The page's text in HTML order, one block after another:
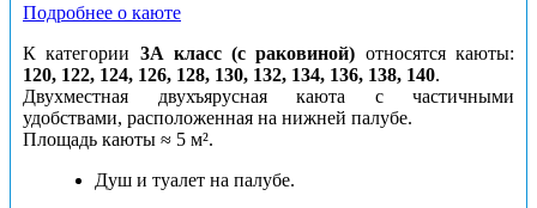
Подробнее о каюте
К категории 3А класс (с раковиной) относятся каюты:
120, 122, 124, 126, 128, 130, 132, 134, 136, 138, 140.
Двухместная двухъярусная каюта с частичными
удобствами, расположенная на нижней палубе.
Площадь каюты ≈ 5 м².
Душ и туалет на палубе.